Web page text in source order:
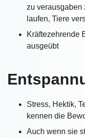
zu verausgaben
laufen, Tiere
Kräftezehrende
ausgeübt
Stress, Hektik,
kennen die
Auch wenn sie